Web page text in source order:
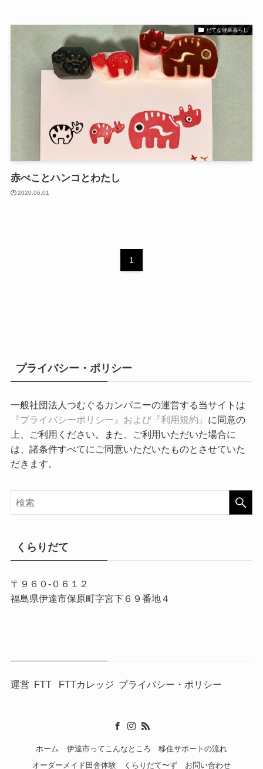
だてな健幸暮らし
赤べことハンコとわたし
2020.06.01
1
プライバシー・ポリシー
一般社団法人つむぐるカンパニーの運営する当サイトは
『プライバシーポリシー』および『利用規約』 に同意の
上、ご利用ください。また、ご利用いただいた場合に
は、諸条件すべてにご同意いただいたものとさせていた
だきます。
くらりだて
〒９６０-０６１２
福島県伊達市保原町字宮下６９番地４
運営 FTT FTTカレッジ プライバシー・ポリシー
ホーム 伊達市ってこんなところ
移住サポートの流れ
オーダーメイド田舎体験
くらりだて〜ず お問い合わせ